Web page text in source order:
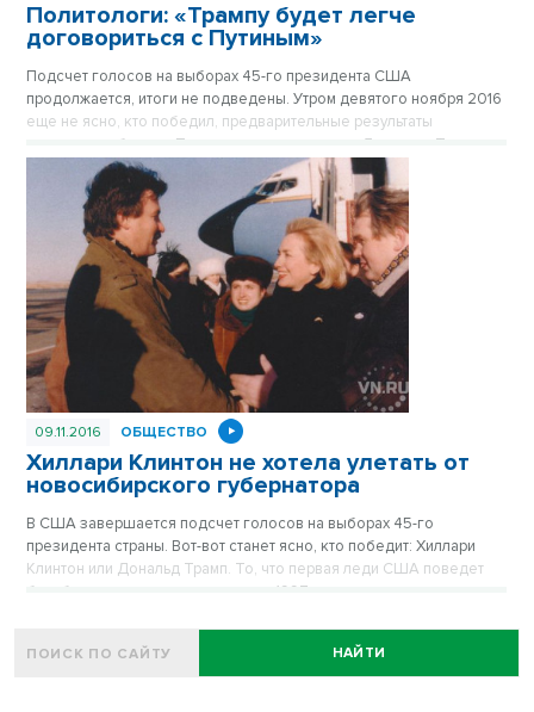
Политологи: «Трампу будет легче
договориться с Путиным»
Подсчет голосов на выборах 45-го президента США
продолжается, итоги не подведены. Утром девятого ноября 2016
еще не ясно, кто победил, предварительные результаты
соперников близки. Политологи уверены, что Дональду Трампу
будет легче договориться с Владимиром Путиным, он не
идеологизированный практик, а Хиллари Клинтон наговорила
слишком много лишнего в ходе предвыборной кампании.
09.11.2016 ОБЩЕСТВО
Хиллари Клинтон не хотела улетать от
новосибирского губернатора
В США завершается подсчет голосов на выборах 45-го
президента страны. Вот-вот станет ясно, кто победит: Хиллари
Клинтон или Дональд Трамп. То, что первая леди США поведет
борьбу за пост президента, еще в 1997-м году предсказал один
Обкомовских дачах, и почему не состоялся ее визит к ранее
судимому новосибирцу в частный сектор Октябрьского района,
НАЙТИ